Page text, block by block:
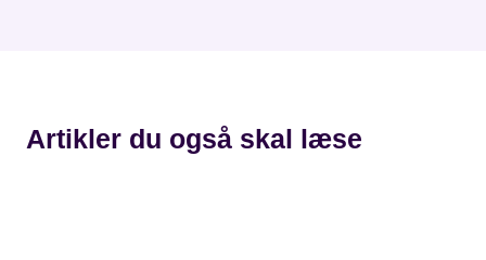
Artikler du også skal læse